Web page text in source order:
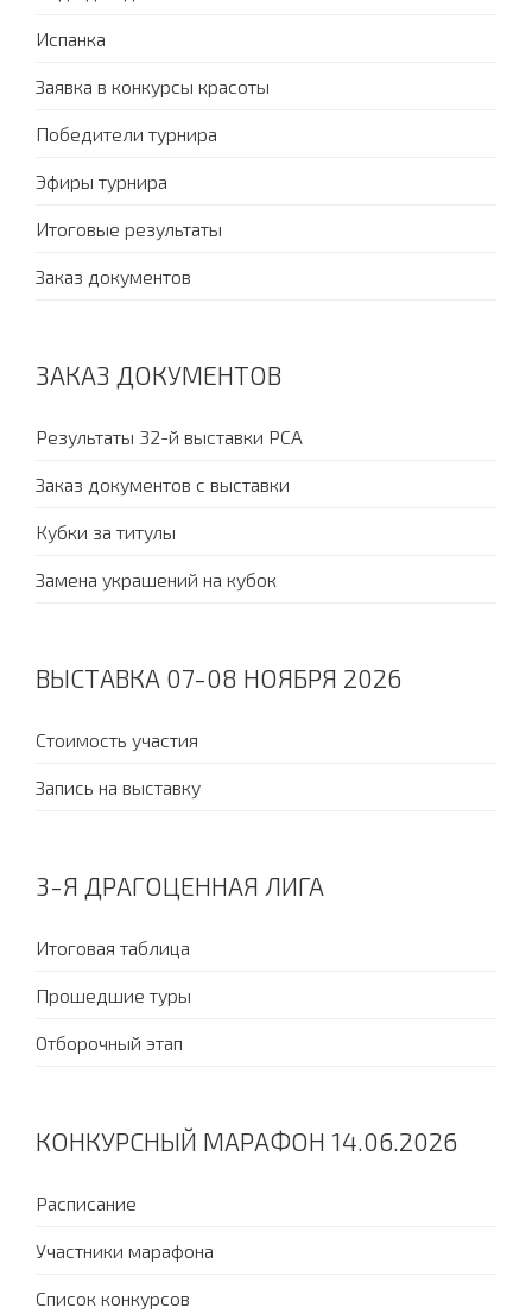
Испанка
Заявка в конкурсы красоты
Победители турнира
Эфиры турнира
Итоговые результаты
Заказ документов
ЗАКАЗ ДОКУМЕНТОВ
Результаты 32-й выставки PCA
Заказ документов с выставки
Кубки за титулы
Замена украшений на кубок
ВЫСТАВКА 07-08 НОЯБРЯ 2026
Стоимость участия
Запись на выставку
3-Я ДРАГОЦЕННАЯ ЛИГА
Итоговая таблица
Прошедшие туры
Отборочный этап
КОНКУРСНЫЙ МАРАФОН 14.06.2026
Расписание
Участники марафона
Список конкурсов